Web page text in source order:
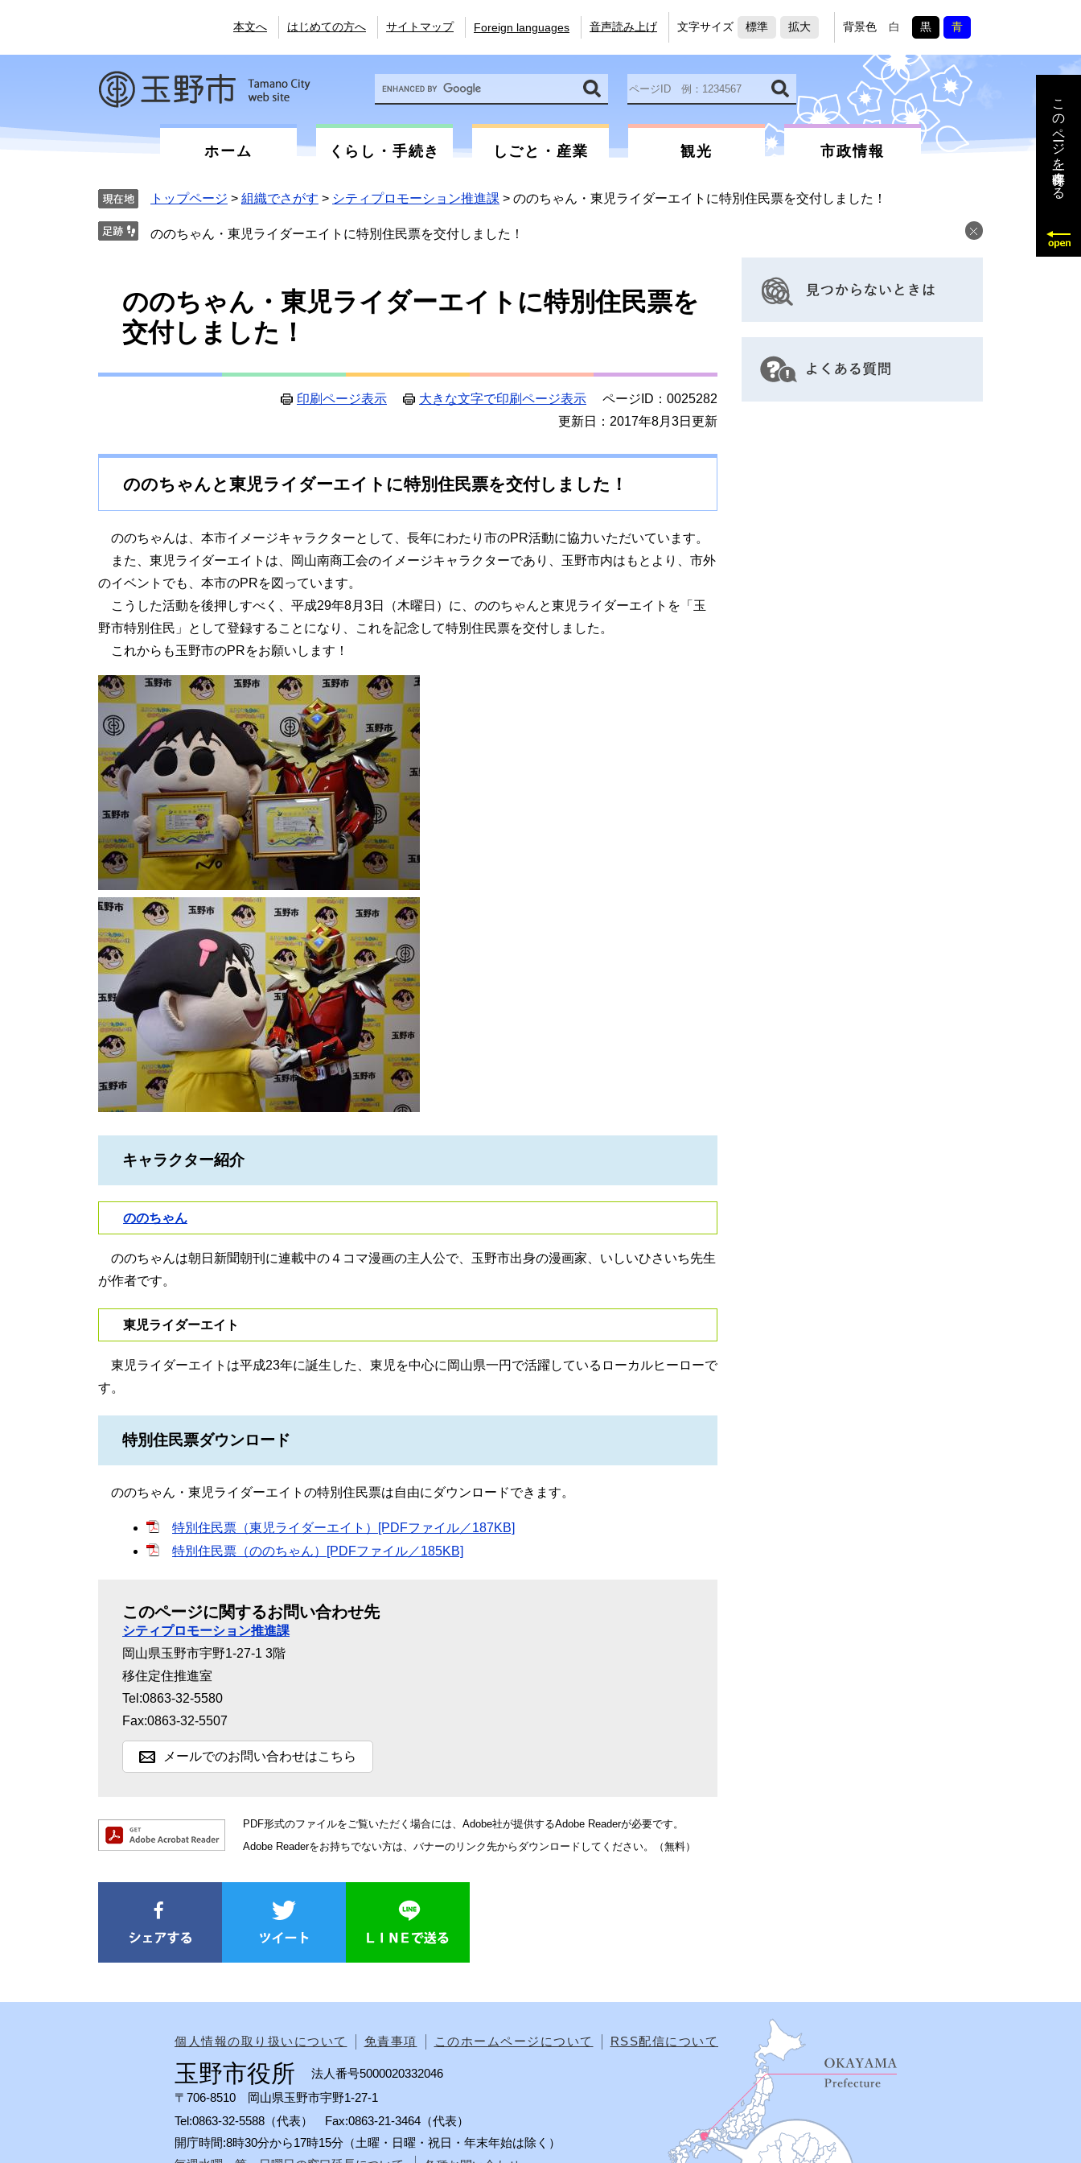
の
す。
ー
し
本文へ はじめての方へ サイトマップ Foreign languages 音声読み上げ 文字サイズ 標準 拡大 背景色 白 黒 青
カ
タ
ム
ID
を
ホーム くらし・手続き しごと・産業 観光 市政情報 このページを一時保存する
トップページ > 組織でさがす > シティプロモーション推進課 > ののちゃん・東児ライダーエイトに特別住民票を交付しました！
ののちゃん・東児ライダーエイトに特別住民票を交付しました！
ののちゃん・東児ライダーエイトに特別住民票を
交付しました！
印刷ページ表示 大きな文字で印刷ページ表示
ページID：0025282
更新日：2017年8月3日更新
ののちゃんと東児ライダーエイトに特別住民票を交付しました！
ののちゃんは、本市イメージキャラクターとして、長年にわたり市のPR活動に協力いただいています。
また、東児ライダーエイトは、岡山南商工会のイメージキャラクターであり、玉野市内はもとより、市外
のイベントでも、本市のPRを図っています。
こうした活動を後押しすべく、平成29年8月3日（木曜日）に、ののちゃんと東児ライダーエイトを「玉
野市特別住民」として登録することになり、これを記念して特別住民票を交付しました。
これからも玉野市のPRをお願いします！
キャラクター紹介
ののちゃん
ののちゃんは朝日新聞朝刊に連載中の４コマ漫画の主人公で、玉野市出身の漫画家、いしいひさいち先生
が作者です。
東児ライダーエイト
東児ライダーエイトは平成23年に誕生した、東児を中心に岡山県一円で活躍しているローカルヒーローで
す。
特別住民票ダウンロード
ののちゃん・東児ライダーエイトの特別住民票は自由にダウンロードできます。
特別住民票（東児ライダーエイト）[PDFファイル／187KB]
特別住民票（ののちゃん）[PDFファイル／185KB]
このページに関するお問い合わせ先
シティプロモーション推進課
岡山県玉野市宇野1-27-1 3階
移住定住推進室
Tel:0863-32-5580
Fax:0863-32-5507
メールでのお問い合わせはこちら
PDF形式のファイルをご覧いただく場合には、Adobe社が提供するAdobe Readerが必要です。
Adobe Readerをお持ちでない方は、バナーのリンク先からダウンロードしてください。（無料）
個人情報の取り扱いについて 免責事項 このホームページについて RSS配信について
玉野市役所
法人番号5000020332046
〒706-8510 岡山県玉野市宇野1-27-1
Tel:0863-32-5588（代表） Fax:0863-21-3464（代表）
開庁時間:8時30分から17時15分（土曜・日曜・祝日・年末年始は除く）